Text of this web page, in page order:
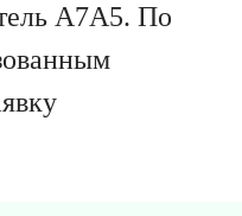
A7A5. По